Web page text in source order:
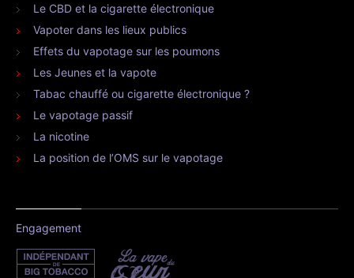
Le CBD et la cigarette électronique
Vapoter dans les lieux publics
Effets du vapotage sur les poumons
Les Jeunes et la vapote
Tabac chauffé ou cigarette électronique ?
Le vapotage passif
La nicotine
La position de l’OMS sur le vapotage
Engagement